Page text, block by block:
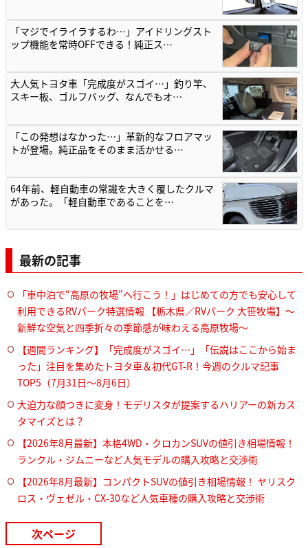
「マジでイライラするわ…」アイドリングスト
ップ機能を常時OFFできる！純正ス…
大人気トヨタ車「完成度がスゴイ…」釣り竿、
スキー板、ゴルフバッグ、なんでもオ…
「この発想はなかった…」革新的なフロアマッ
トが登場。純正品をそのまま活かせる…
64年前、軽自動車の常識を大きく覆したクルマ
があった。「軽自動車であることを…
最新の記事
「車中泊で“高原の牧場”へ行こう！」はじめての方でも安心して
利用できるRVパーク特選情報 【栃木県／RVパーク 大笹牧場】～
新鮮な空気と四季折々の季節感が味わえる高原牧場～
【週間ランキング】「完成度がスゴイ…」「伝説はここから始ま
った」注目を集めたトヨタ車＆初代GT-R！今週のクルマ記事
TOP5（7月31日〜8月6日）
大迫力な顔つきに変身！モデリスタが提案するハリアーの新カス
タマイズとは？
【2026年8月最新】本格4WD・クロカンSUVの値引き相場情報！
ランクル・ジムニーなど人気モデルの購入攻略と交渉術
【2026年8月最新】コンパクトSUVの値引き相場情報！ ヤリスク
ロス・ヴェゼル・CX-30など人気車種の購入攻略と交渉術
次ページ